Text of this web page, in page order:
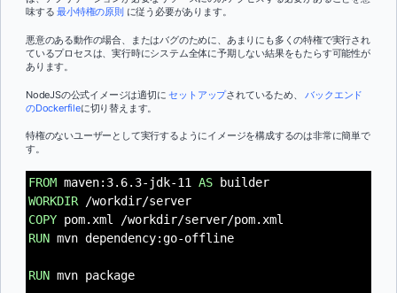
味する最小特権の原則 に従う必要があります。
悪意のある動作の場合、またはバグのために、あまりにも多くの特権で実行され
ているプロセスは、実行時にシステム全体に予期しない結果をもたらす可能性が
あります。
NodeJSの公式イメージは適切に セットアップされているため、 バックエンド
のDockerfileに切り替えます。
特権のないユーザーとして実行するようにイメージを構成するのは非常に簡単で
す。
FROM maven:3.6.3-jdk-11 AS builder
WORKDIR/workdir/server
COPY pom.xml /workdir/server/pom.xml
RUN mvn dependency:go-offline
RUN mvn package